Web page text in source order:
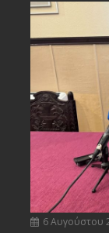
6 Αυγούστου